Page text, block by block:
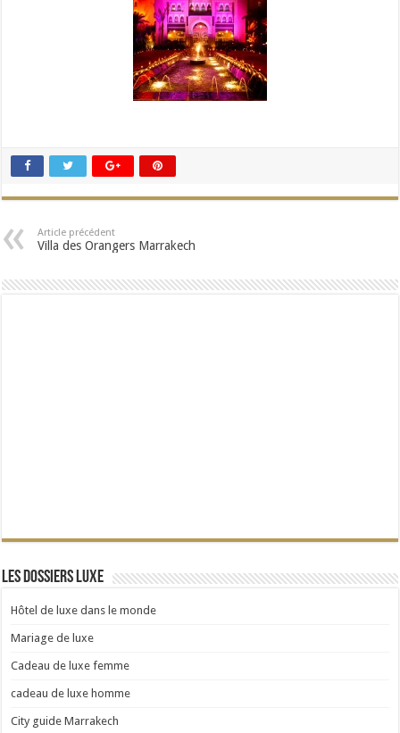
Article précédent
Villa des Orangers Marrakech
Les dossiers Luxe
Hôtel de luxe dans le monde
Mariage de luxe
Cadeau de luxe femme
cadeau de luxe homme
City guide Marrakech